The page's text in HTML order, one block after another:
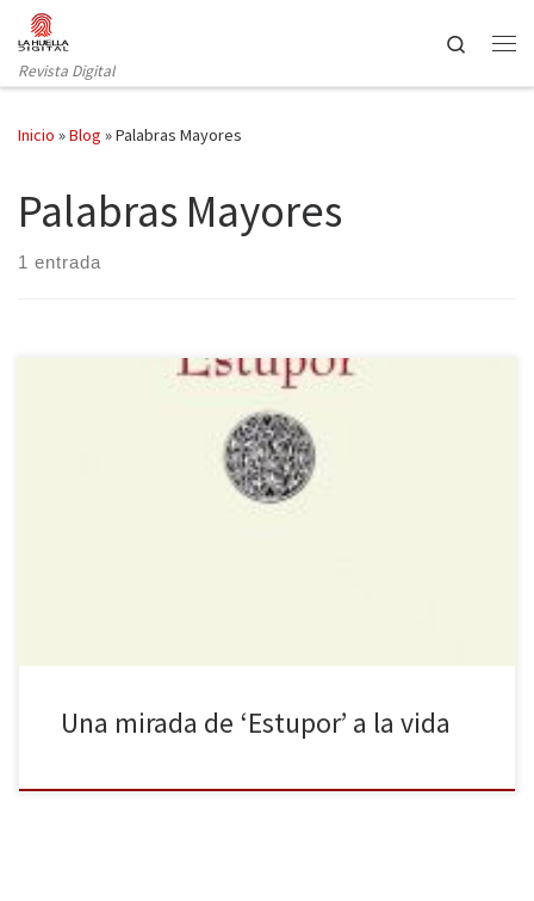
Saltar al contenido
Revista Digital
Search
Inicio »Blog »Palabras Mayores
Palabras Mayores
1 entrada
El último poemario de Luis Pablo Núñez, publicado por Editorial
Alhulia, se titula Estupor. Ver, contemplar, observar la vida nos hace
reflexionar. La mirada de un poeta suele recolectar los pequeños
Una mirada de ‘Estupor’ a la vida